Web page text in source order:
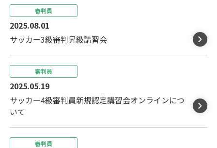
審判員
2025.08.01
サッカー3級審判昇級講習会
審判員
2025.05.19
サッカー4級審判員新規認定講習会オンラインにつ
いて
審判員